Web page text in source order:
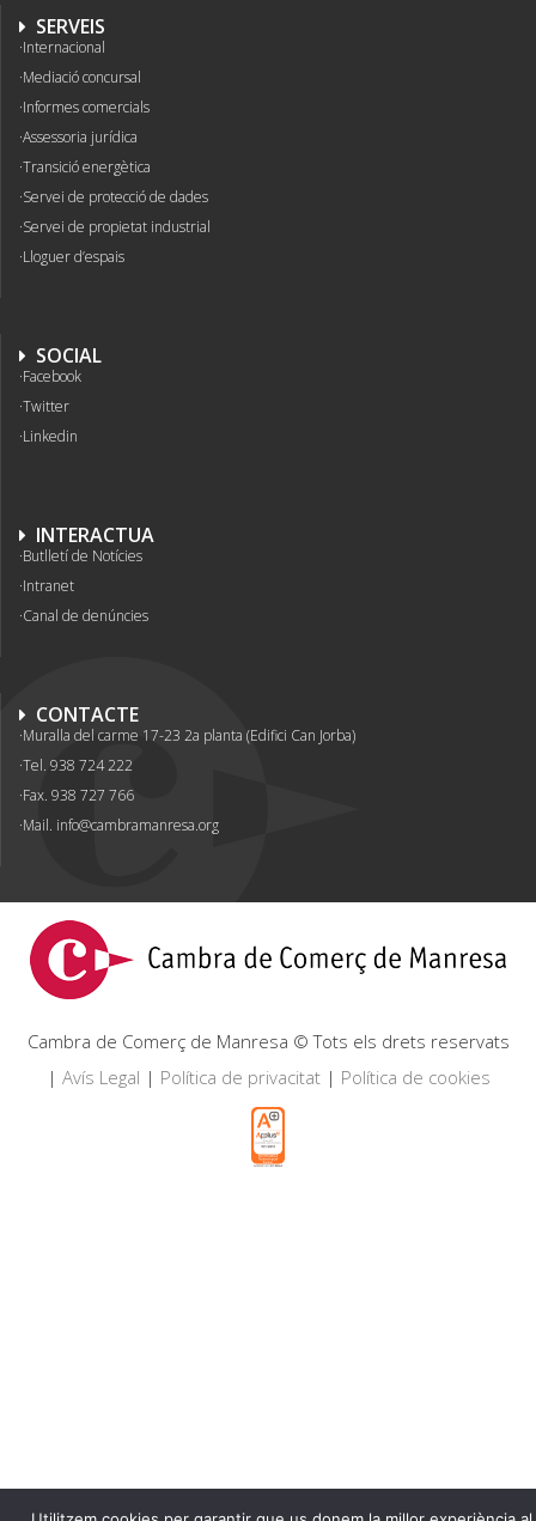
SERVEIS
Internacional
Mediació concursal
Informes comercials
Assessoria jurídica
Transició energètica
Servei de protecció de dades
Servei de propietat industrial
Lloguer d’espais
SOCIAL
Facebook
Twitter
Linkedin
INTERACTUA
Butlletí de Notícies
Intranet
Canal de denúncies
CONTACTE
Muralla del carme 17-23 2a planta (Edifici Can Jorba)
Tel. 938 724 222
Fax. 938 727 766
Mail. info@cambramanresa.org
Cambra de Comerç de Manresa © Tots els drets reservats
| Avís Legal | Política de privacitat| Política de cookies